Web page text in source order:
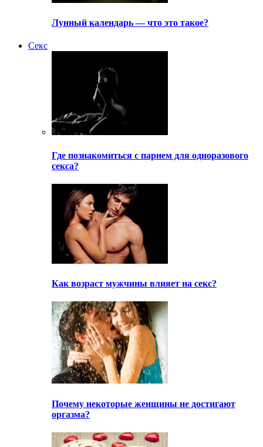
Лунный календарь — что это такое?
Секс
Где познакомиться с парнем для одноразового
секса?
Как возраст мужчины влияет на секс?
Почему некоторые женщины не достигают
оргазма?